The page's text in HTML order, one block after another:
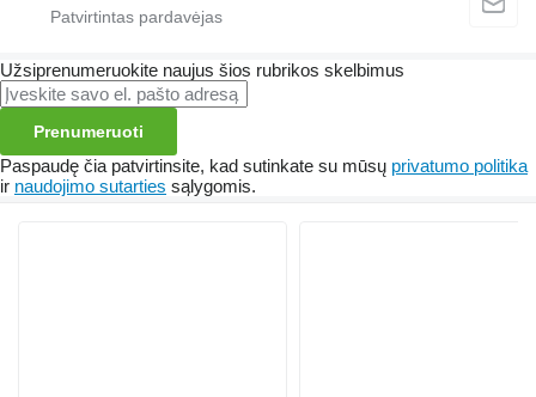
Užsiprenumeruokite naujus šios rubrikos skelbimus
Prenumeruoti
Paspaudę čia patvirtinsite, kad sutinkate su mūsų privatumo politika
ir naudojimo sutarties sąlygomis.